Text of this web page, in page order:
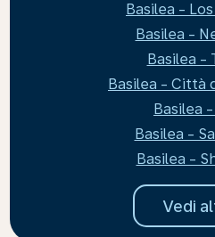
Basilea -
Basilea -
Basilea -
Basilea - Città
Basilea
Basilea -
Basilea -
Vedi